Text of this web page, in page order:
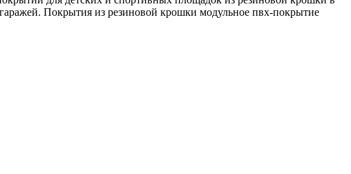
Покрытия из резиновой крошки модульное пвх-покрытие